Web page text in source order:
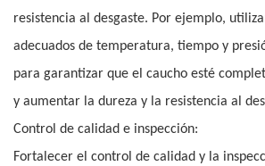
resistencia al desgaste. Por ejemplo,
adecuados de temperatura, tiempo y
para garantizar que el caucho esté
y aumentar la dureza y la resistencia al
Control de calidad e inspección:
Fortalecer el control de calidad y la